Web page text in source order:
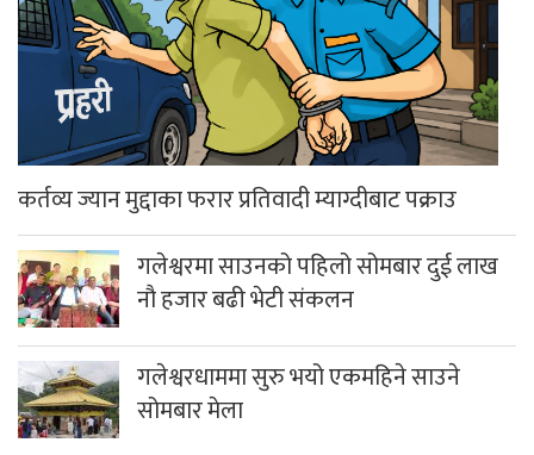
कर्तव्य ज्यान मुद्दाका फरार प्रतिवादी म्याग्दीबाट पक्राउ
गलेश्वरमा साउनको पहिलो सोमबार दुई लाख
नौ हजार बढी भेटी संकलन
गलेश्वरधाममा सुरु भयो एकमहिने साउने
सोमबार मेला